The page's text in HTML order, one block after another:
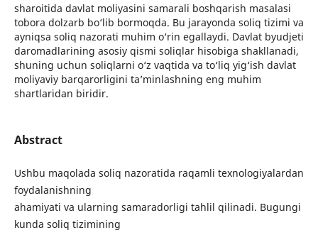
sharoitida davlat moliyasini samarali boshqarish masalasi
tobora dolzarb bo‘lib bormoqda. Bu jarayonda soliq tizimi va
ayniqsa soliq nazorati muhim o‘rin egallaydi. Davlat byudjeti
daromadlarining asosiy qismi soliqlar hisobiga shakllanadi,
shuning uchun soliqlarni o‘z vaqtida va to‘liq yig‘ish davlat
moliyaviy barqarorligini ta’minlashning eng muhim
shartlaridan biridir.
Abstract
Ushbu maqolada soliq nazoratida raqamli texnologiyalardan
foydalanishning
ahamiyati va ularning samaradorligi tahlil qilinadi. Bugungi
kunda soliq tizimining